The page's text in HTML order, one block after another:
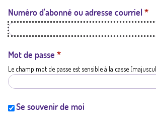
t
a
t
i
Numéro d'abonné ou adresse courriel *
Mot de passe *
Le champ mot de passe est sensible à la casse
Se souvenir de moi